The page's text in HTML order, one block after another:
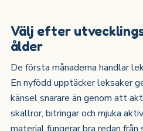
Välj efter
ålder
De första månaderna handlar
En nyfödd upptäcker leksaker
känsel snarare än genom att
skallror, bitringar och mjuka